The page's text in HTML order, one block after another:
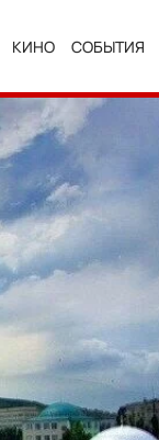
КИНО СОБЫТИЯ